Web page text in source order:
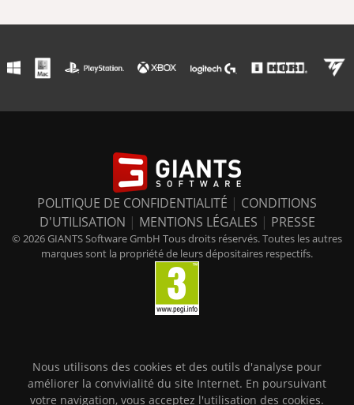
POLITIQUE DE CONFIDENTIALITÉ | CONDITIONS
D'UTILISATION | MENTIONS LÉGALES | PRESSE
© 2026 GIANTS Software GmbH Tous droits réservés. Toutes les autres
marques sont la propriété de leurs dépositaires respectifs.
Nous utilisons des cookies et des outils d'analyse pour
améliorer la convivialité du site Internet. En poursuivant
votre navigation, vous acceptez l'utilisation des cookies.